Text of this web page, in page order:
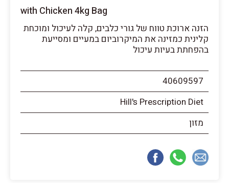
with Chicken 4kg Bag
הזנה ארוכת טווח של גורי כלבים, קלה לעיכול ומוכחת
קלינית כמזינה את המיקרוביום במעיים ומסייעת
בהפחתת בעיות עיכול
40609597
Hill's Prescription Diet
מזון